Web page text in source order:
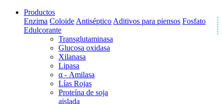
Productos
Enzima Coloide Antiséptico Aditivos para piensos Fosfato
Edulcorante
Transglutaminasa
Glucosa oxidasa
Xilanasa
Lipasa
α - Amilasa
Lías Rojas
Proteína de soja
aislada